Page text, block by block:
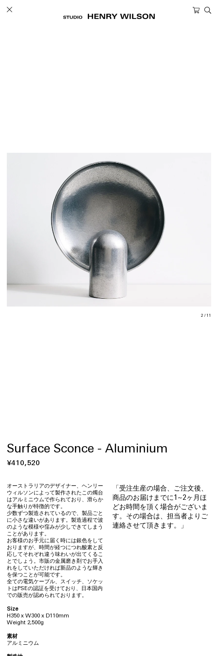
カ
Surface Sconce - Aluminium
通
価
格
¥410,520
オーストラリアのデザイナー、ヘンリー
ウィルソンによって製作されたこの燭台
はアルミニウムで作られており、滑らか
な手触りが特徴的です。
少数ずつ製造されているので、製品ごと
に小さな違いがあります。製造過程で波
のような模様や窪みが少しできてしまう
ことがあります。
お客様のお手元に届く時には銀色をして
おりますが、時間が経つにつれ酸素と反
応してそれぞれ違う味わいが出てくるこ
とでしょう。市販の金属磨き剤でお手入
れをしていただければ新品のような輝き
を保つことが可能です。
全ての電気ケーブル、スイッチ、ソケッ
トはPSEの認証を受けており、日本国内
での販売が認められております。
Size
H350 x W300 x D110mm
Weight 2,500g
素材
アルミニウム
「受注生産の場合、ご注文後、
商品のお届けまでに1~2ヶ月ほ
どお時間を頂く場合がございま
す。その場合は、担当者よりご
連絡させて頂きます。」
2 / 11